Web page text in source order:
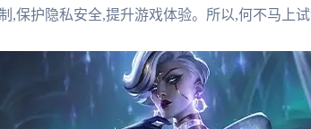
,保护隐私安全,提升游戏体验。所以,何不马上